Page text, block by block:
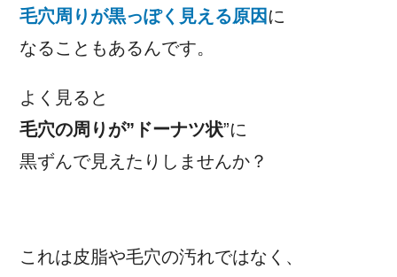
毛穴周りが黒っぽく見える原因 に
なることもあるんです。
よく見ると
毛穴の周りが”ドーナツ状”に
黒ずんで見えたりしませんか？
これは皮脂や毛穴の汚れではなく、